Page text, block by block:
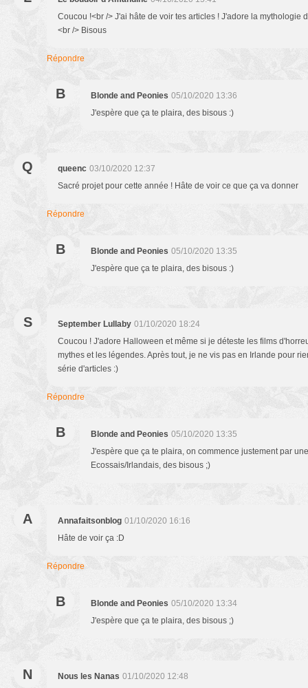
Coucou !<br /> J'ai hâte de voir tes articles ! J'adore la mythologie
<br /> Bisous
Répondre
B Blonde and Peonies 05/10/2020 13:36
J'espère que ça te plaira, des bisous :)
Q queenc 03/10/2020 12:37
Sacré projet pour cette année ! Hâte de voir ce que ça va donner
Répondre
B Blonde and Peonies 05/10/2020 13:35
J'espère que ça te plaira, des bisous :)
S September Lullaby 01/10/2020 18:24
Coucou ! J'adore Halloween et même si je déteste les films
mythes et les légendes. Après tout, je ne vis pas en Irlande pour
série d'articles :)
Répondre
B Blonde and Peonies 05/10/2020 13:35
J'espère que ça te plaira, on commence justement par
Ecossais/Irlandais, des bisous ;)
A Annafaitsonblog 01/10/2020 16:16
Hâte de voir ça :D
Répondre
B Blonde and Peonies 05/10/2020 13:34
J'espère que ça te plaira, des bisous ;)
N Nous les Nanas 01/10/2020 12:48